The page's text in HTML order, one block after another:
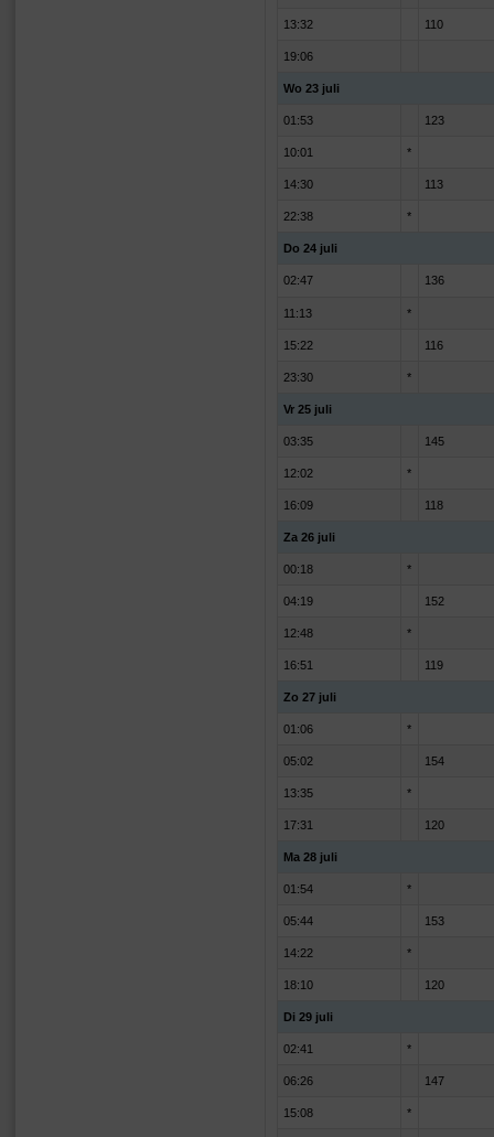
13:32 110
19:06
Wo 23 juli
01:53 123
10:01 *
14:30 113
22:38 *
Do 24 juli
02:47 136
11:13 *
15:22 116
23:30 *
Vr 25 juli
03:35 145
12:02 *
16:09 118
Za 26 juli
00:18 *
04:19 152
12:48 *
16:51 119
Zo 27 juli
01:06 *
05:02 154
13:35 *
17:31 120
Ma 28 juli
01:54 *
05:44 153
14:22 *
18:10 120
Di 29 juli
02:41 *
06:26 147
15:08 *